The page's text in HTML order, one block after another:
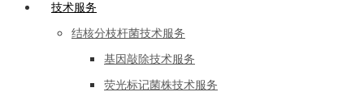
技术服务
结核分枝杆菌技术服务
基因敲除技术服务
荧光标记菌株技术服务